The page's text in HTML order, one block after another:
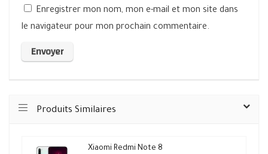
Enregistrer mon nom, mon e-mail et mon site dans
le navigateur pour mon prochain commentaire.
Produits Similaires
Xiaomi Redmi Note 8